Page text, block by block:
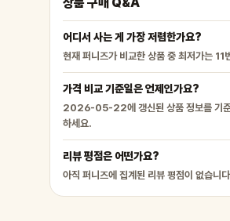
어디서 사는 게 가장 저렴한가요?
현재 퍼니즈가 비교한 상품 중 최저가는
가격 비교 기준일은 언제인가요?
2026-05-22에 갱신된 상품 정보를 기준
하세요.
리뷰 평점은 어떤가요?
아직 퍼니즈에 집계된 리뷰 평점이 없습니